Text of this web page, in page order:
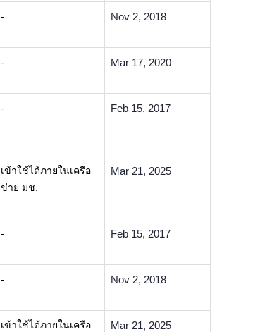
- Nov 2, 2018
- Mar 17, 2020
- Feb 15, 2017
เข้าใช้ได้ภายในเครือ
ข่าย มช.
Mar 21, 2025
- Feb 15, 2017
- Nov 2, 2018
เข้าใช้ได้ภายในเครือ
Mar 21, 2025